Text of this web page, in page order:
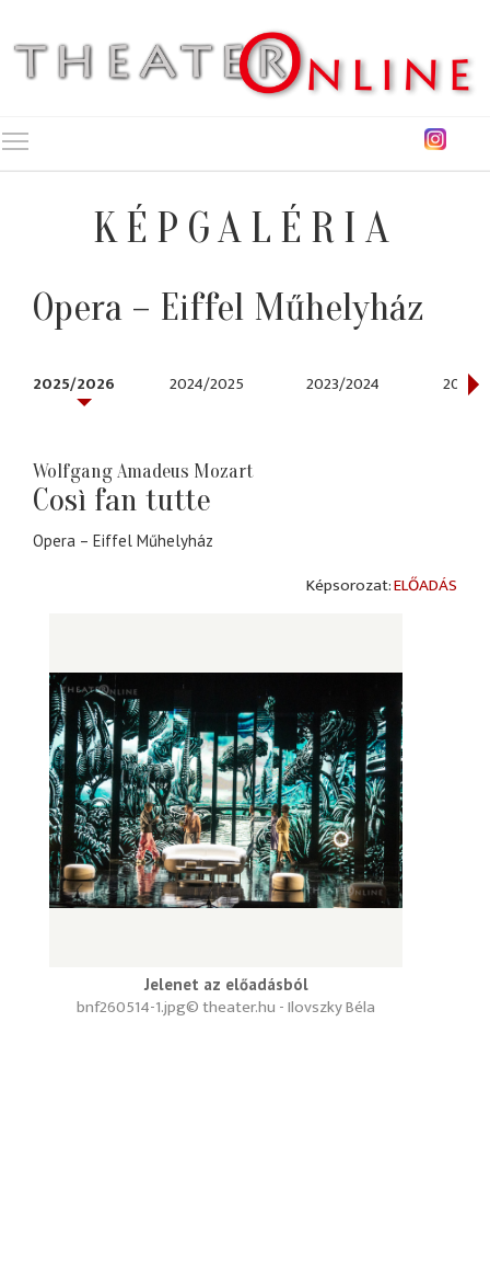
KÉPGALÉRIA
Opera – Eiffel Műhelyház
2025/2026 2024/2025 2023/2024 2021/
Wolfgang Amadeus Mozart
Così fan tutte
Opera – Eiffel Műhelyház
ELŐADÁS
Jelenet az előadásból
© theater.hu - Ilovszky Béla
bnf260514-1.jpg